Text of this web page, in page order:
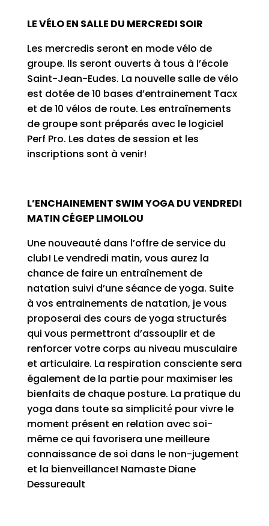
LE VÉLO EN SALLE DU MERCREDI SOIR
Les mercredis seront en mode vélo de
groupe. Ils seront ouverts à tous à l’école
Saint-Jean-Eudes. La nouvelle salle de vélo
est dotée de 10 bases d’entrainement Tacx
et de 10 vélos de route. Les entraînements
de groupe sont préparés avec le logiciel
Perf Pro. Les dates de session et les
inscriptions sont à venir!
L’ENCHAINEMENT SWIM YOGA DU VENDREDI
MATIN CÉGEP LIMOILOU
Une nouveauté dans l’offre de service du
club! Le vendredi matin, vous aurez la
chance de faire un entraînement de
natation suivi d’une séance de yoga. Suite
à vos entrainements de natation, je vous
proposerai des cours de yoga structurés
qui vous permettront d’assouplir et de
renforcer votre corps au niveau musculaire
et articulaire. La respiration consciente sera
également de la partie pour maximiser les
bienfaits de chaque posture. La pratique du
yoga dans toute sa simplicité́ pour vivre le
moment présent en relation avec soi-
même ce qui favorisera une meilleure
connaissance de soi dans le non-jugement
et la bienveillance! Namaste Diane
Dessureault